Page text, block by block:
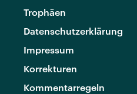
Trophäen
Datenschutzerklärung
Impressum
Korrekturen
Kommentarregeln